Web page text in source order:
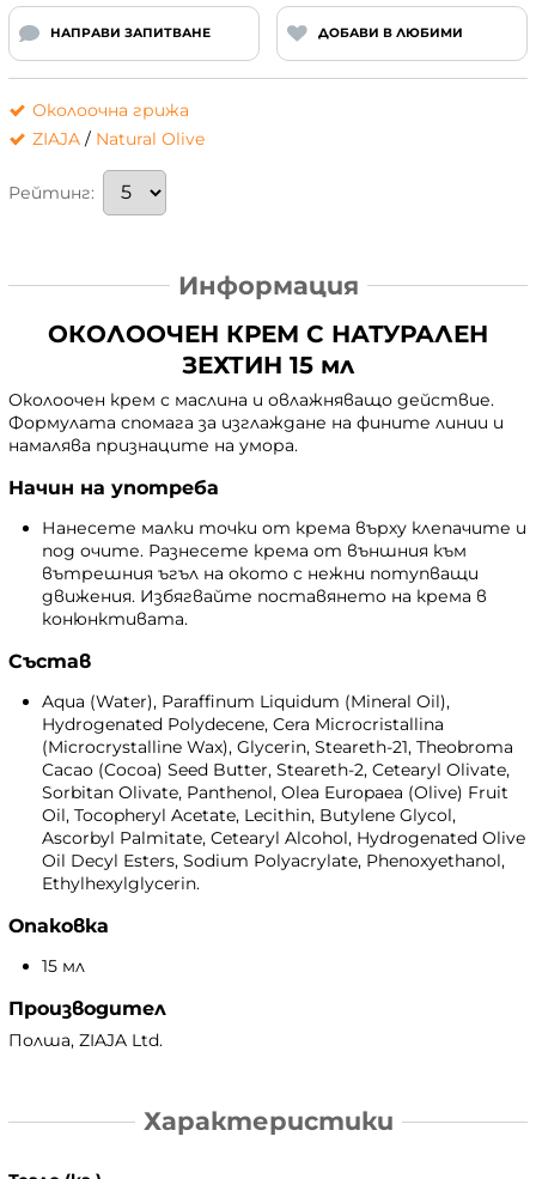
НАПРАВИ ЗАПИТВАНЕ ДОБАВИ В ЛЮБИМИ
Околоочна грижа
ZIAJA / Natural Olive
Рейтинг:
Информация
ОКОЛООЧЕН КРЕМ С НАТУРАЛЕН
ЗЕХТИН 15 мл
Околоочен крем с маслина и овлажняващо действие.
Формулата спомага за изглаждане на фините линии и
намалява признаците на умора.
Начин на употреба
Нанесете малки точки от крема върху клепачите и
под очите. Разнесете крема от външния към
вътрешния ъгъл на окото с нежни потупващи
движения. Избягвайте поставянето на крема в
конюнктивата.
Състав
Aqua (Water), Paraffinum Liquidum (Mineral Oil),
Hydrogenated Polydecene, Cera Microcristallina
(Microcrystalline Wax), Glycerin, Steareth-21, Theobroma
Cacao (Cocoa) Seed Butter, Steareth-2, Cetearyl Olivate,
Sorbitan Olivate, Panthenol, Olea Europaea (Olive) Fruit
Oil, Tocopheryl Acetate, Lecithin, Butylene Glycol,
Ascorbyl Palmitate, Cetearyl Alcohol, Hydrogenated Olive
Oil Decyl Esters, Sodium Polyacrylate, Phenoxyethanol,
Ethylhexylglycerin.
Опаковка
15 мл
Производител
Полша, ZIAJA Ltd.
Характеристики